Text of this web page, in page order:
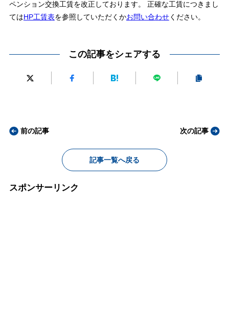
ペンション交換工賃を改正しております。 正確な工賃につきまし
てはHP工賃表を参照していただくかお問い合わせください。
この記事をシェアする
前の記事
記事一覧へ戻る
次の記事
スポンサーリンク